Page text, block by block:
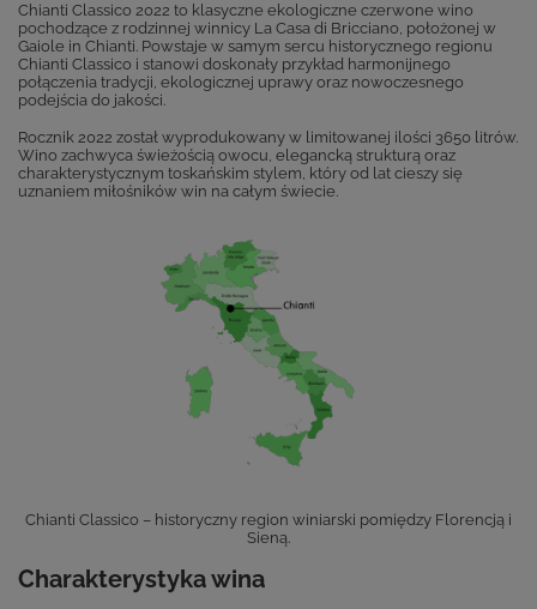
Chianti Classico 2022 to klasyczne ekologiczne czerwone wino
pochodzące z rodzinnej winnicy La Casa di Bricciano, położonej w
Gaiole in Chianti. Powstaje w samym sercu historycznego regionu
Chianti Classico i stanowi doskonały przykład harmonijnego
połączenia tradycji, ekologicznej uprawy oraz nowoczesnego
podejścia do jakości.
Rocznik 2022 został wyprodukowany w limitowanej ilości 3650 litrów.
Wino zachwyca świeżością owocu, elegancką strukturą oraz
charakterystycznym toskańskim stylem, który od lat cieszy się
uznaniem miłośników win na całym świecie.
Chianti Classico – historyczny region winiarski pomiędzy Florencją i
Sieną.
Charakterystyka wina